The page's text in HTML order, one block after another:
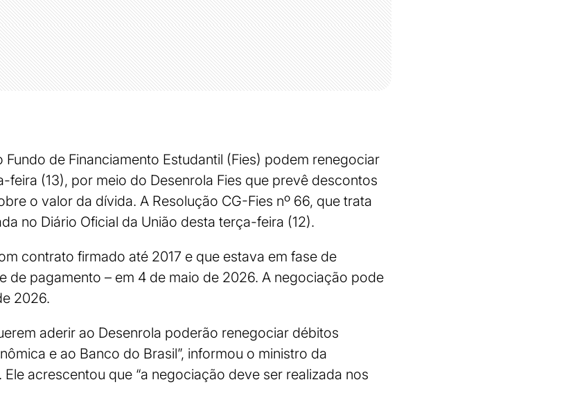
de Financiamento Estudantil (Fies) podem renegociar
feira (13), por meio do Desenrola Fies que prevê descontos
o valor da dívida. A Resolução CG-Fies nº 66, que trata
no Diário Oficial da União desta terça-feira (12).
contrato firmado até 2017 e que estava em fase de
de pagamento – em 4 de maio de 2026. A negociação pode
2026.
aderir ao Desenrola poderão renegociar débitos
e ao Banco do Brasil”, informou o ministro da
acrescentou que “a negociação deve ser realizada nos